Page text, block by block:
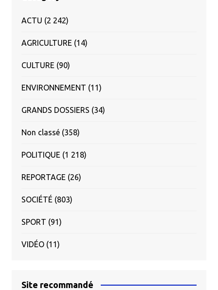
ACTU (2 242)
AGRICULTURE (14)
CULTURE (90)
ENVIRONNEMENT (11)
GRANDS DOSSIERS (34)
Non classé(358)
POLITIQUE (1 218)
REPORTAGE (26)
SOCIÉTÉ (803)
SPORT (91)
VIDÉO(11)
Site recommandé